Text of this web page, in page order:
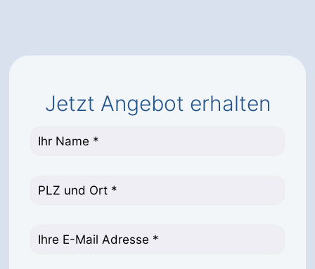
Jetzt Angebot erhalten